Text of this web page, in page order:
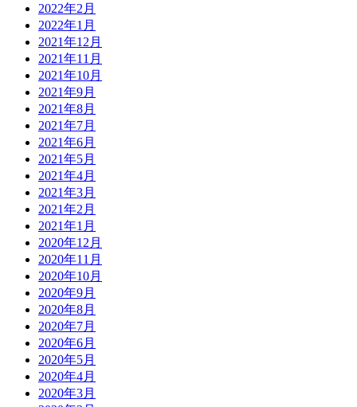
2022年2月
2022年1月
2021年12月
2021年11月
2021年10月
2021年9月
2021年8月
2021年7月
2021年6月
2021年5月
2021年4月
2021年3月
2021年2月
2021年1月
2020年12月
2020年11月
2020年10月
2020年9月
2020年8月
2020年7月
2020年6月
2020年5月
2020年4月
2020年3月